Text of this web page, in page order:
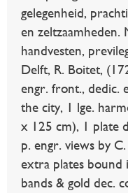
gelegenheid,
en zeltzaamheden.
handvesten,
Delft, R. Boitet,
engr. front., dedic.
the city, 1 lge.
x 125 cm), 1 plate
p. engr. views by
extra plates bound
bands & gold dec.